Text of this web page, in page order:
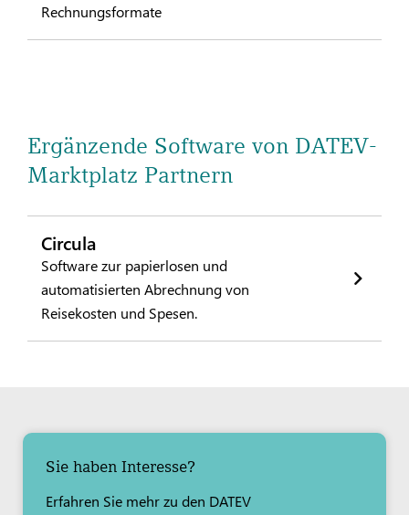
Rechnungsformate
Ergänzende Software von DATEV-
Marktplatz Partnern
Circula
Software zur papierlosen und
automatisierten Abrechnung von
Reisekosten und Spesen.
Sie haben Interesse?
Erfahren Sie mehr zu den DATEV